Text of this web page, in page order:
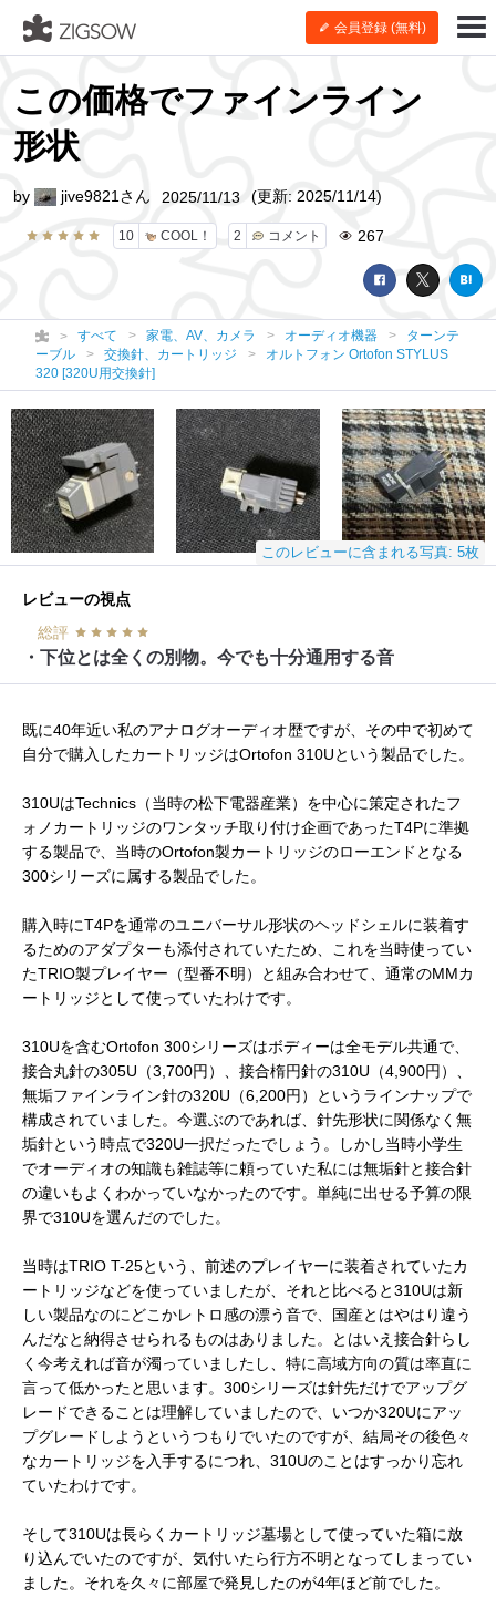
会員登録 (無料)
この価格でファインライン
形状
10 COOL！ 2 コメント 267
by jive9821さん 2025/11/13 (更新: 2025/11/14)
すべて 家電、AV、カメラ オーディオ機器
ターンテ
ーブル
交換針、カートリッジ
オルトフォン Ortofon STYLUS
320 [320U用交換針]
このレビューに含まれる写真: 5枚
レビューの視点
総評
・下位とは全くの別物。今でも十分通用する音
既に40年近い私のアナログオーディオ歴ですが、その中で初めて
自分で購入したカートリッジはOrtofon 310Uという製品でした。
310UはTechnics（当時の松下電器産業）を中心に策定されたフ
ォノカートリッジのワンタッチ取り付け企画であったT4Pに準拠
する製品で、当時のOrtofon製カートリッジのローエンドとなる
300シリーズに属する製品でした。
購入時にT4Pを通常のユニバーサル形状のヘッドシェルに装着す
るためのアダプターも添付されていたため、これを当時使ってい
たTRIO製プレイヤー（型番不明）と組み合わせて、通常のMMカ
ートリッジとして使っていたわけです。
310Uを含むOrtofon 300シリーズはボディーは全モデル共通で、
接合丸針の305U（3,700円）、接合楕円針の310U（4,900円）、
無垢ファインライン針の320U（6,200円）というラインナップで
構成されていました。今選ぶのであれば、針先形状に関係なく無
垢針という時点で320U一択だったでしょう。しかし当時小学生
でオーディオの知識も雑誌等に頼っていた私には無垢針と接合針
の違いもよくわかっていなかったのです。単純に出せる予算の限
界で310Uを選んだのでした。
当時はTRIO T-25という、前述のプレイヤーに装着されていたカ
ートリッジなどを使っていましたが、それと比べると310Uは新
しい製品なのにどこかレトロ感の漂う音で、国産とはやはり違う
んだなと納得させられるものはありました。とはいえ接合針らし
く今考えれば音が濁っていましたし、特に高域方向の質は率直に
言って低かったと思います。300シリーズは針先だけでアップグ
レードできることは理解していましたので、いつか320Uにアッ
プグレードしようというつもりでいたのですが、結局その後色々
なカートリッジを入手するにつれ、310Uのことはすっかり忘れ
ていたわけです。
そして310Uは長らくカートリッジ墓場として使っていた箱に放
り込んでいたのですが、気付いたら行方不明となってしまってい
ました。それを久々に部屋で発見したのが4年ほど前でした。